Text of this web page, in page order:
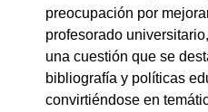
preocupación por
profesorado
una cuestión que se
bibliografía y políticas
convirtiéndose en